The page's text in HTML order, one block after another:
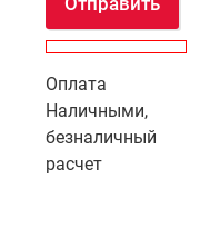
Оплата
Наличными,
безналичный
расчет